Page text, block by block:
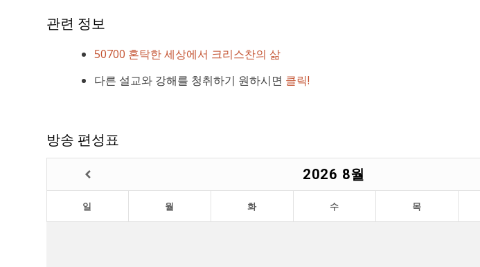
관련 정보
50700 혼탁한 세상에서 크리스찬의 삶
다른 설교와 강해를 청취하기 원하시면 클릭!
방송 편성표
2026 8월
일 월 화 수 목